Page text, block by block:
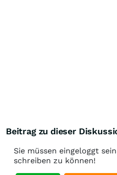
Beitrag zu dieser
Sie müssen eingeloggt
schreiben zu können!